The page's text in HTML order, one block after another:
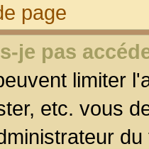
page
je pas
limiter
etc. vous